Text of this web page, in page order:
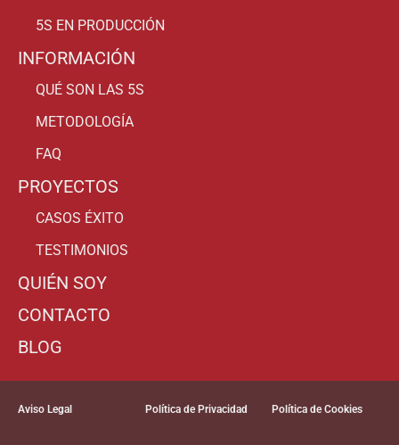
5S EN PRODUCCIÓN
INFORMACIÓN
QUÉ SON LAS 5S
METODOLOGÍA
FAQ
PROYECTOS
CASOS ÉXITO
TESTIMONIOS
QUIÉN SOY
CONTACTO
BLOG
Aviso Legal Política de Privacidad Política de Cookies